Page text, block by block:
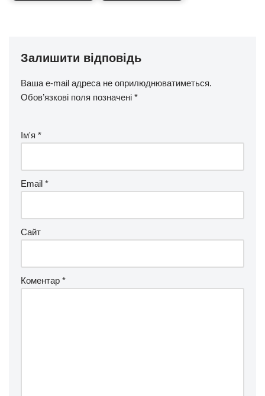
Залишити відповідь
Ваша e-mail адреса не оприлюднюватиметься.
Обов’язкові поля позначені *
Ім'я *
Email *
Сайт
Коментар *